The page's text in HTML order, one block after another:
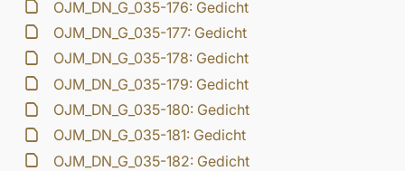
OJM_DN_G_035-176: Gedicht
OJM_DN_G_035-177: Gedicht
OJM_DN_G_035-178: Gedicht
OJM_DN_G_035-179: Gedicht
OJM_DN_G_035-180: Gedicht
OJM_DN_G_035-181: Gedicht
OJM_DN_G_035-182: Gedicht